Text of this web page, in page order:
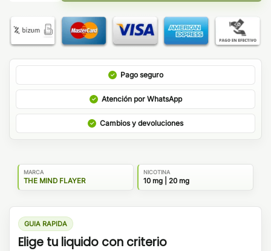
Pago seguro
Atención por WhatsApp
Cambios y devoluciones
MARCA
THE MIND FLAYER
NICOTINA
10 mg | 20 mg
GUIA RAPIDA
Elige tu liquido con criterio